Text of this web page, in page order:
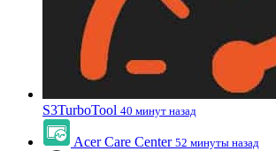
S3TurboTool 40 минут назад
Acer Care Center 52 минуты назад